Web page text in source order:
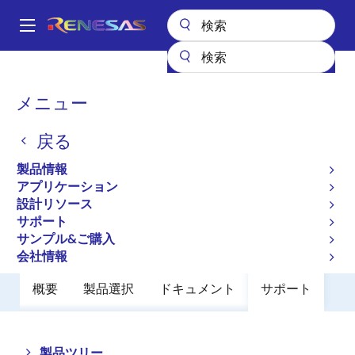
ン
Main
メニュー
戻る
製品情報
アプリケーション
設計リソース
サポート
サンプル&ご購入
会社情報
パ
く
ず
光インターコネクト
HXR6112
アクティブ
16Gb/s Limited TIA Receiver
概要 製品選択 ドキュメント サポート